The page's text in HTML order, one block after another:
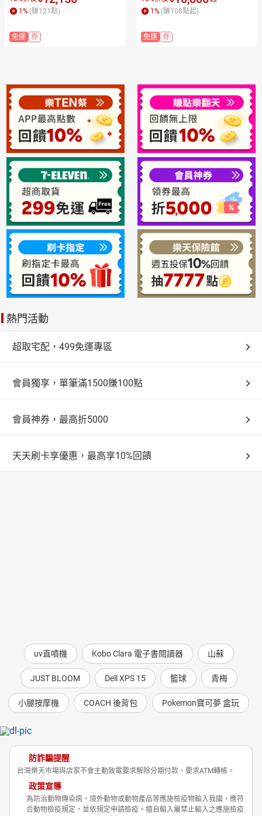
0mm SA1604【極上和刀】
【日本高品質菜刀】【APP滿
1500點)】8/31止
1 % (賺121 點)
免運 券
上和刀】【日本高品質菜刀】
【APP滿額下單10%點數(單一
1 % (賺108點起)
免運 券
熱門活動
超取宅配，499免運專區
會員獨享，單筆滿1500賺100點
會員神券，最高折5000
天天刷卡享優惠，最高享10%回饋
uv直噴機 Kobo Clara 電子書閱讀器 山蘇
JUST BLOOM Dell XPS 15 籃球 青梅
小腿按摩機 COACH 後背包 Pokemon寶可夢 盒玩
防詐騙提醒
台灣樂天市場與店家不會主動致電要求解除分期付款、要求ATM轉帳。
政策宣導
為防治動物傳染病，境外動物或動物產品等應施檢疫物輸入我國，應符
合動物檢疫規定，並依規定申請檢疫。擅自輸入屬禁止輸入之應施檢疫